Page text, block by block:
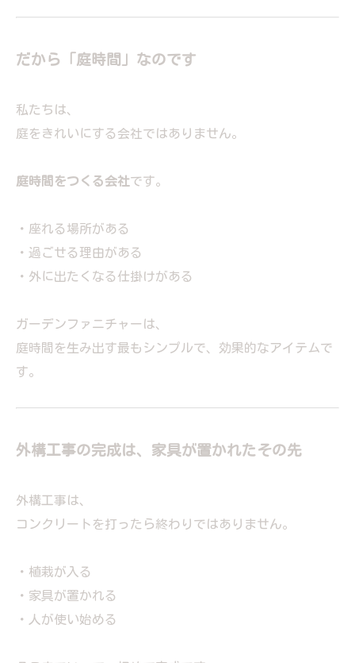
だから「庭時間」なのです
私たちは、
庭をきれいにする会社ではありません。
庭時間をつくる会社です。
・座れる場所がある
・過ごせる理由がある
・外に出たくなる仕掛けがある
ガーデンファニチャーは、
庭時間を生み出す最もシンプルで、効果的なアイテムで
す。
外構工事の完成は、家具が置かれたその先
外構工事は、
コンクリートを打ったら終わりではありません。
・植栽が入る
・家具が置かれる
・人が使い始める